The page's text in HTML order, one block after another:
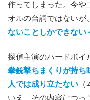
作ってしまった。今や
オルの台詞ではないが、
ないことしかできない
探偵主演のハードボイ
拳銃撃ちまくりが持ち
人では成り立たない
いえ、その内容はつっ